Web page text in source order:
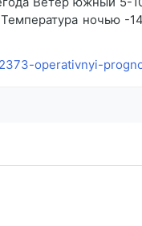
ночью -
operativnyi-